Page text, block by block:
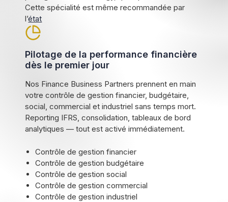
Cette spécialité est même recommandée par
l’état
Pilotage de la performance financière
dès le premier jour
Nos Finance Business Partners prennent en main
votre contrôle de gestion financier, budgétaire,
social, commercial et industriel sans temps mort.
Reporting IFRS, consolidation, tableaux de bord
analytiques — tout est activé immédiatement.
Contrôle de gestion financier
Contrôle de gestion budgétaire
Contrôle de gestion social
Contrôle de gestion commercial
Contrôle de gestion industriel